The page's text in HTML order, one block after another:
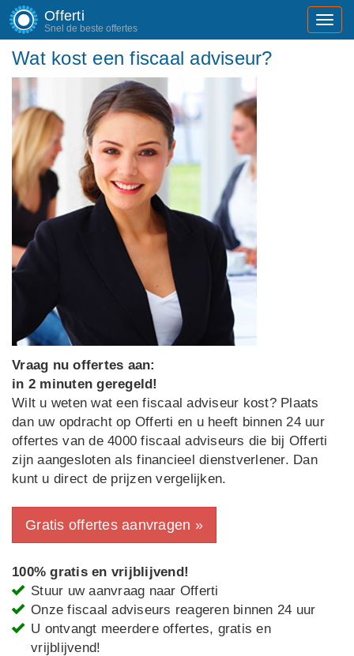
Offerti
Snel de beste offertes
Wat kost een fiscaal adviseur?
Vraag nu offertes aan:
in 2 minuten geregeld!
Wilt u weten wat een fiscaal adviseur kost? Plaats
dan uw opdracht op Offerti en u heeft binnen 24 uur
offertes van de 4000 fiscaal adviseurs die bij Offerti
zijn aangesloten als financieel dienstverlener. Dan
kunt u direct de prijzen vergelijken.
Gratis offertes aanvragen »
100% gratis en vrijblijvend!
Stuur uw aanvraag naar Offerti
Onze fiscaal adviseurs reageren binnen 24 uur
U ontvangt meerdere offertes, gratis en
vrijblijvend!